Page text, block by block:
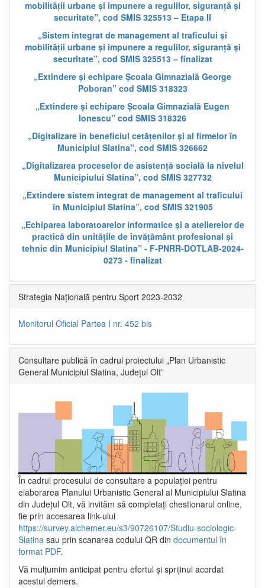
mobilității urbane și impunere a regulilor, siguranță și
securitate”, cod SMIS 325513 – Etapa II
„Sistem integrat de management al traficului și
mobilității urbane și impunere a regulilor, siguranță și
securitate”, cod SMIS 325513 – finalizat
„Extindere și echipare Școala Gimnazială George
Poboran” cod SMIS 318323
„Extindere și echipare Școala Gimnazială Eugen
Ionescu” cod SMIS 318326
„Digitalizare în beneficiul cetățenilor și al firmelor în
Municipiul Slatina”, cod SMIS 326662
„Digitalizarea proceselor de asistență socială la nivelul
Municipiului Slatina”, cod SMIS 327732
„Extindere sistem integrat de management al traficului
în Municipiul Slatina”, cod SMIS 321905
„Echiparea laboratoarelor informatice și a atelierelor de
practică din unitățile de învățământ profesional și
tehnic din Municipiul Slatina” - F-PNRR-DOTLAB-2024-
0273 - finalizat
Strategia Națională pentru Sport 2023-2032
Monitorul Oficial Partea I nr. 452 bis
Consultare publică în cadrul proiectului „Plan Urbanistic
General Municipiul Slatina, Județul Olt”
În cadrul procesului de consultare a populaţiei pentru
elaborarea Planului Urbanistic General al Municipiului Slatina
din Județul Olt, vă invităm să completați chestionarul online,
fie prin accesarea link-ului
https://survey.alchemer.eu/s3/90726107/Studiu-sociologic-
Slatina sau prin scanarea codului QR din documentul în
format PDF.
Vă mulţumim anticipat pentru efortul şi sprijinul acordat
acestui demers.